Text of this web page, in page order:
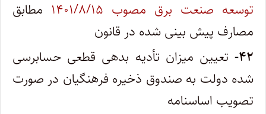
توسعه صنعت برق مصوب ۱۴۰۱/۸/۱۵
مطابق
مصارف پیش بینی شده در قانون
۴۲- تعیین میزان تأدیه بدهی قطعی حسابرسی
شده دولت به صندوق ذخیره فرهنگیان در صورت
تصویب اساسنامه